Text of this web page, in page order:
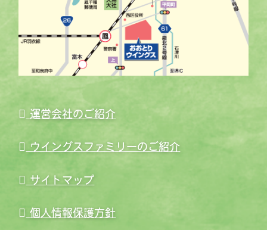
運営会社のご紹介
ウイングスファミリーのご紹介
サイトマップ
個人情報保護方針